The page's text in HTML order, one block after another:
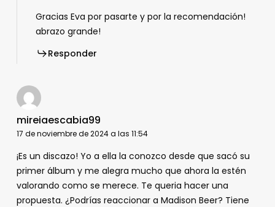
Gracias Eva por pasarte y por la recomendación!
abrazo grande!
Responder
mireiaescabia99
17 de noviembre de 2024 a las 11:54
¡Es un discazo! Yo a ella la conozco desde que sacó su
primer álbum y me alegra mucho que ahora la estén
valorando como se merece. Te queria hacer una
propuesta. ¿Podrías reaccionar a Madison Beer? Tiene